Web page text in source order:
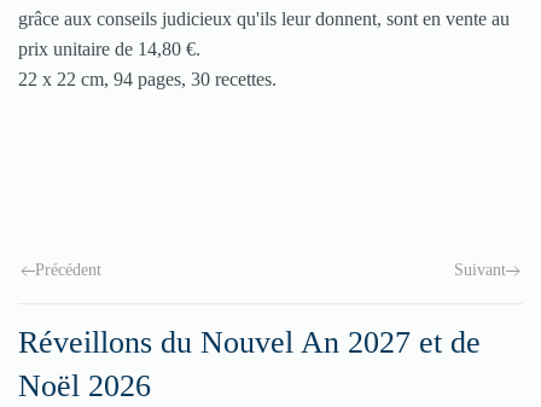
grâce aux conseils judicieux qu'ils leur donnent, sont en vente au
prix unitaire de 14,80 €.
22 x 22 cm, 94 pages, 30 recettes.
Précédent Suivant
Réveillons du Nouvel An 2027 et de
Noël 2026